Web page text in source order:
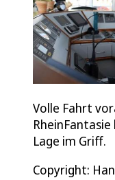
Volle Fahrt
Lage im Griff.
Copyright: